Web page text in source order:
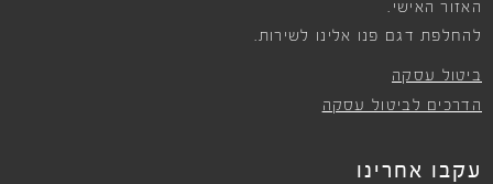
האזור האישי.
להחלפת דגם פנו אלינו לשירות.
ביטול עסקה
הדרכים לביטול עסקה
עקבו אחרינו